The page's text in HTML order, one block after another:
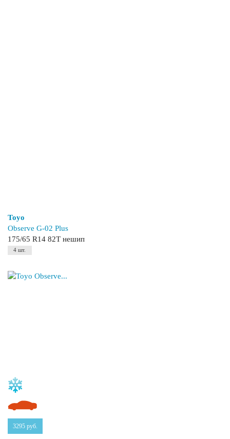
Toyo
Observe G-02 Plus
175/65 R14 82T нешип
4 шт.
3295 руб.